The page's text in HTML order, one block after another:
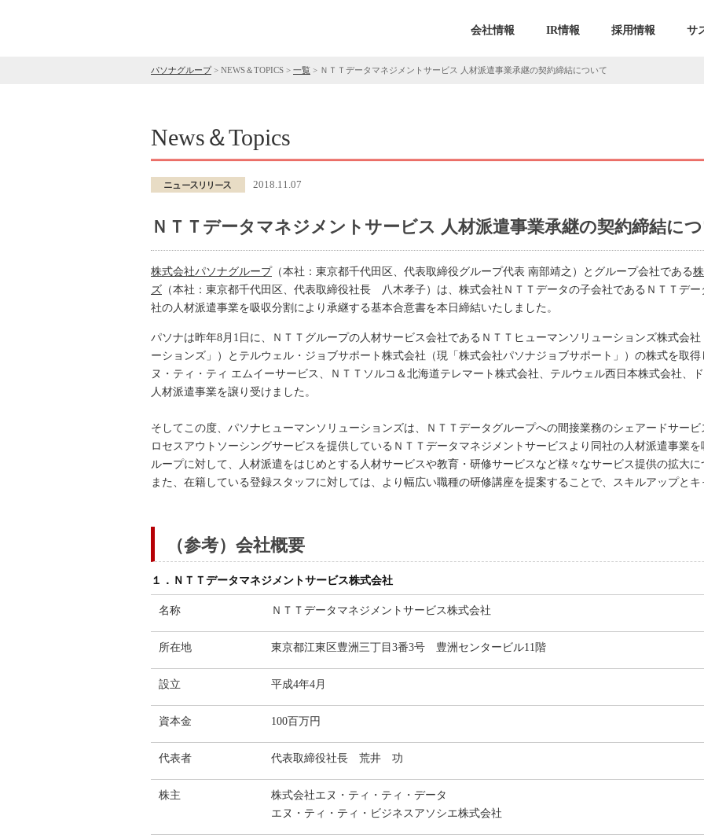
会社情報 IR情報 採用情報 サ
パソナグループ> NEWS＆TOPICS > 一覧 > ＮＴＴデータマネジメントサービス 人材派遣事業承継の契約締結について
News＆Topics
2018.11.07
ＮＴＴデータマネジメントサービス 人材派遣事業承継の契約締結に
株式会社パソナグループ（本社：東京都千代田区、代表取締役グループ代表 南部靖之）とグループ会社である
ズ （本社：東京都千代田区、代表取締役社長 八木孝子）は、株式会社ＮＴＴデータの子会社であるＮＴＴデ
社の人材派遣事業を吸収分割により承継する基本合意書を本日締結いたしました。
パソナは昨年8月1日に、ＮＴＴグループの人材サービス会社であるＮＴＴヒューマンソリューションズ株式会
ーションズ」）とテルウェル・ジョブサポート株式会社（現「株式会社パソナジョブサポート」）の株式を取
ヌ・ティ・ティ エムイーサービス、ＮＴＴソルコ＆北海道テレマート株式会社、テルウェル西日本株式会社、
人材派遣事業を譲り受けました。
そしてこの度、パソナヒューマンソリューションズは、ＮＴＴデータグループへの間接業務のシェアードサー
ロセスアウトソーシングサービスを提供しているＮＴＴデータマネジメントサービスより同社の人材派遣事業
ループに対して、人材派遣をはじめとする人材サービスや教育・研修サービスなど様々なサービス提供の拡大に
また、在籍している登録スタッフに対しては、より幅広い職種の研修講座を提案することで、スキルアップとキ
（参考）会社概要
１．ＮＴＴデータマネジメントサービス株式会社
名称 ＮＴＴデータマネジメントサービス株式会社
所在地 東京都江東区豊洲三丁目3番3号 豊洲センタービル11階
設立 平成4年4月
資本金 100百万円
代表者 代表取締役社長 荒井 功
株主
株式会社エヌ・ティ・ティ・データ
エヌ・ティ・ティ・ビジネスアソシエ株式会社